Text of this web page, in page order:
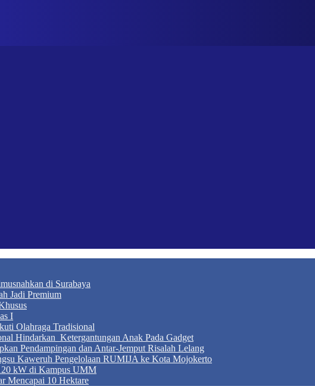
di Surabaya
Jadi Premium
I
Olahraga Tradisional
Hindarkan Ketergantungan Anak Pada Gadget
Pendampingan dan Antar-Jemput Risalah Lelang
Kaweruh Pengelolaan RUMIJA ke Kota Mojokerto
kW di Kampus UMM
Mencapai 10 Hektare